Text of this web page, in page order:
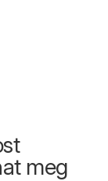
meg